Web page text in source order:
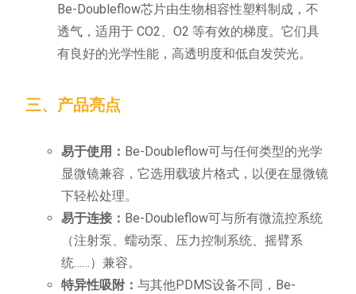
Be-Doubleflow芯片由生物相容性塑料制成，不
透气，适用于 CO2、O2 等有效的梯度。它们具
有良好的光学性能，高透明度和低自发荧光。
三、产品亮点
易于使用： Be-Doubleflow可与任何类型的光学
显微镜兼容，它选用载玻片格式，以便在显微镜
下轻松处理。
易于连接： Be-Doubleflow可与所有微流控系统
（注射泵、蠕动泵、压力控制系统、摇臂系
统……）兼容。
特异性吸附：与其他PDMS设备不同，Be-